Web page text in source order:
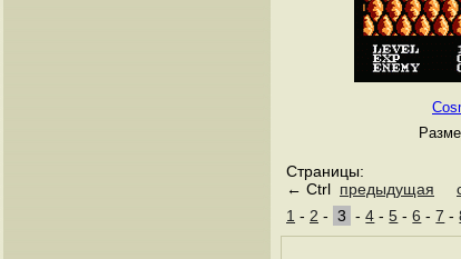
Страницы:
← Ctrl предыдущая
1 - 2 - 3 -4 -5 -6 -7 -